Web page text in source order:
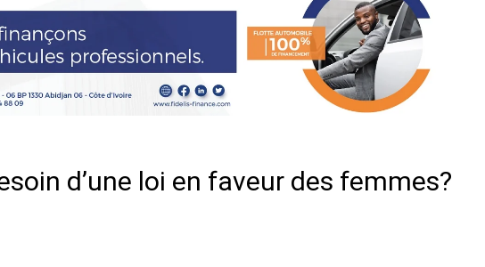
d’une loi en faveur des femmes?